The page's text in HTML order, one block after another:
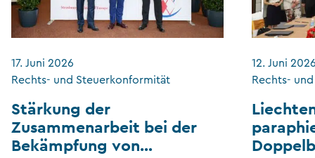
17. Juni 2026
Rechts- und Steuerkonformität
Stärkung der
Zusammenarbeit bei der
Bekämpfung von
12. Juni
Rechts-